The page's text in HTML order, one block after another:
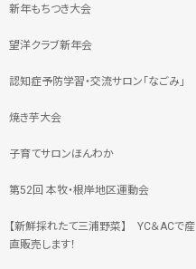
新年もちつき大会
望洋クラブ新年会
認知症予防学習・交流サロン「なごみ」
焼き芋大会
子育てサロンほんわか
第52回 本牧・根岸地区運動会
【新鮮採れたて三浦野菜】 YC＆ACで産
直販売します！